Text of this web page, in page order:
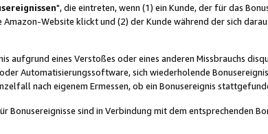
", die eintreten, wenn (1) ein Kunde, der für das
Website klickt und (2) der Kunde während der sich
aufgrund eines Verstoßes oder eines anderen Missbrauchs
Automatisierungssoftware, sich wiederholende
nach eigenem Ermessen, ob ein Bonusereignis
sind in Verbindung mit dem entsprechenden